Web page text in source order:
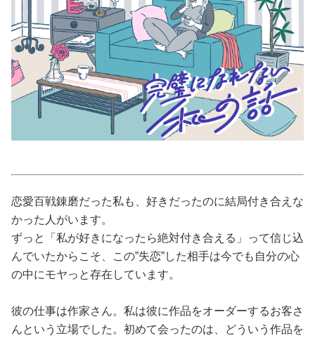
ココロ/カラダ
グルメ
トラベル
カルチャー/エンタメ
占い
性と愛
ゲーム
恋愛百戦錬磨だった私も、好きだったのに結局付き合えな
かった人がいます。
ずっと「私が好きになったら絶対付き合える」って信じ込
んでいたからこそ、この”失恋”した相手は今でも自分の心
の中にモヤっと存在しています。
彼の仕事は作家さん。私は彼に作品をオーダーするお客さ
んという立場でした。初めて会ったのは、どういう作品を